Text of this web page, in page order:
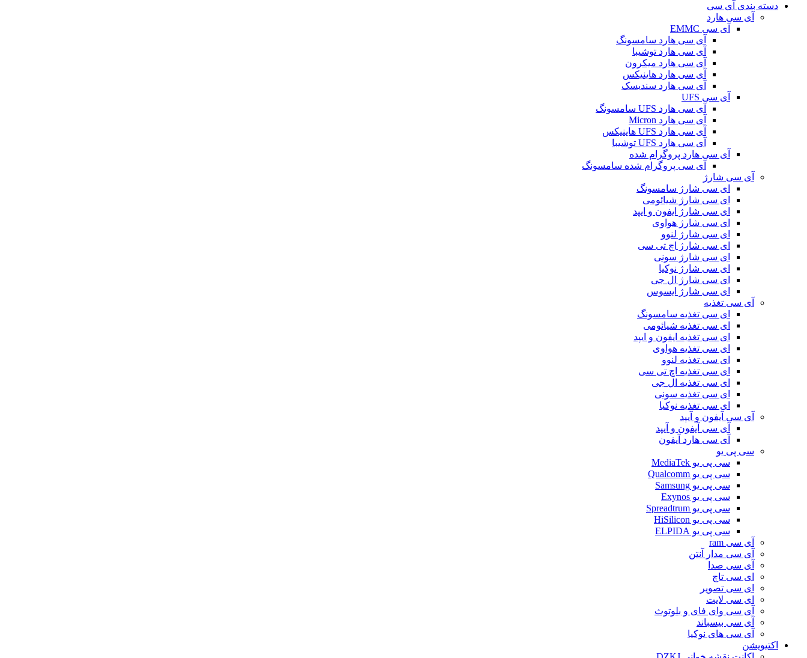
دسته بندی آی سی
آی سی هارد
آی سی EMMC
آی سی هارد سامسونگ
آی سی هارد توشیبا
آی سی هارد میکرون
آی سی هارد هاینیکس
آی سی هارد سندیسک
آی سی UFS
آی سی هارد UFS سامسونگ
آی سی هارد Micron
آی سی هارد UFS هاینیکس
آی سی هارد UFS توشیبا
آی سی هارد پروگرام شده
آی سی پروگرام شده سامسونگ
آی سی شارژ
ای سی شارژ سامسونگ
ای سی شارژ شیائومی
ای سی شارژ ایفون و ایپد
ای سی شارژ هواوی
ای سی شارژ لنوو
ای سی شارژ اچ تی سی
ای سی شارژ سونی
ای سی شارژ نوکیا
ای سی شارژ ال جی
ای سی شارژ ایسوس
آی سی تغذیه
ای سی تغذیه سامسونگ
ای سی تغذیه شیائومی
ای سی تغذیه ایفون و ایپد
ای سی تغذیه هواوی
ای سی تغذیه لنوو
ای سی تغذیه اچ تی سی
ای سی تغذیه ال جی
ای سی تغذیه سونی
ای سی تغذیه نوکیا
آی سی آیفون و آیپد
آی سی آیفون و آیپد
آی سی هارد آیفون
سی پی یو
سی پی یو MediaTek
سی پی یو Qualcomm
سی پی یو Samsung
سی پی یو Exynos
سی پی یو Spreadtrum
سی پی یو HiSilicon
سی پی یو ELPIDA
آی سی ram
آی سی مدار آنتن
آی سی صدا
ای سی تاچ
ای سی تصویر
ای سی لایت
آی سی وای فای و بلوتوث
آی سی بیسباند
آی سی های نوکیا
اکتیویشن